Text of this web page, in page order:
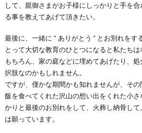
して、親御さまがお子様にしっかりと手を
る事を教えてあげて頂きたい。
最後に、一緒に “ ありがとう ” とお別れをす
とって大切な教育のひとつになると私たちは
もちろん、家の庭などに埋めてあげたり、
択肢なのかもしれません。
ですが、僅かな期間かも知れませんが、そ
飯を食べてくれた沢山の想い出をくれた小
かりと最後のお別れをして、火葬し納骨し
は願っています。